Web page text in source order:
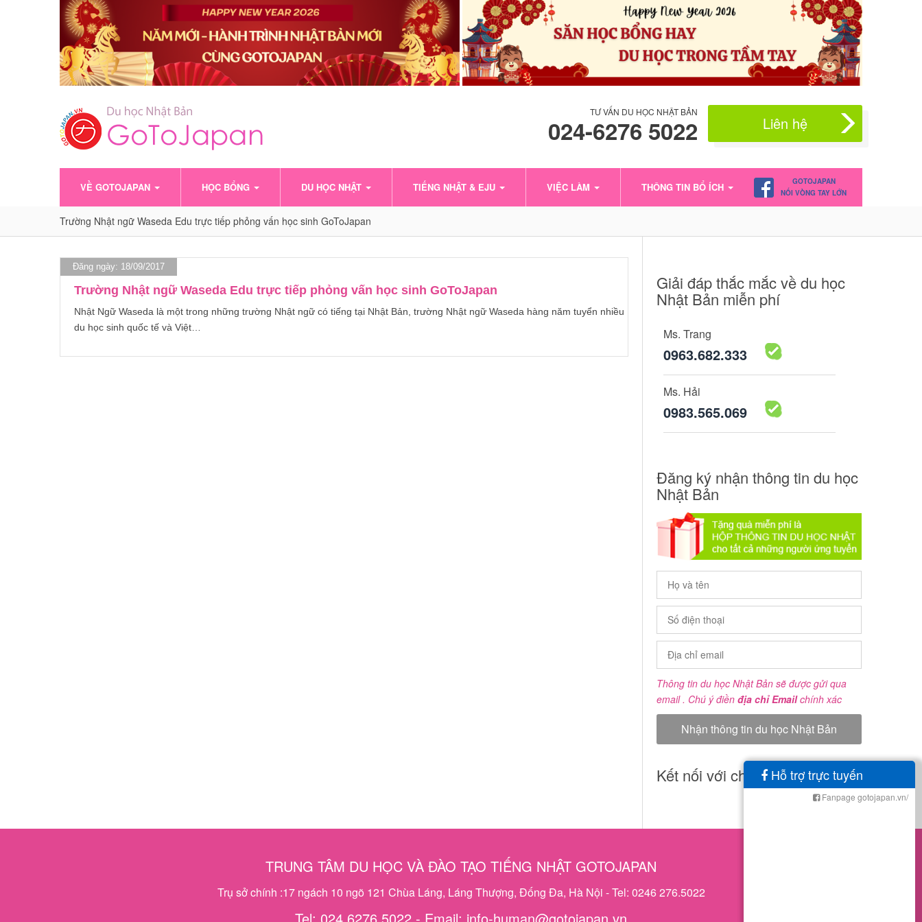
TƯ VẤN DU HỌC NHẬT BẢN
024-6276 5022 Liên hệ
VỀ GOTOJAPAN HỌC BỔNG DU HỌC NHẬT TIẾNG NHẬT & EJU VIỆC LÀM THÔNG TIN BỔ ÍCH
GOTOJAPAN
NỐI VÒNG TAY LỚN
Trường Nhật ngữ Waseda Edu trực tiếp phỏng vấn học sinh GoToJapan
Đăng ngày: 18/09/2017
Trường Nhật ngữ Waseda Edu trực tiếp phỏng vấn học sinh GoToJapan
Nhật Ngữ Waseda là một trong những trường Nhật ngữ có tiếng tại Nhật Bản, trường Nhật ngữ Waseda hàng năm tuyển nhiều
du học sinh quốc tế và Việt…
Giải đáp thắc mắc về du học
Nhật Bản miễn phí
Ms. Trang
0963.682.333
Ms. Hải
0983.565.069
Đăng ký nhận thông tin du học
Nhật Bản
Thông tin du học Nhật Bản sẽ được gửi qua
email . Chú ý điền địa chỉ Emailchính xác
Kết nối với chúng tôi
TRUNG TÂM DU HỌC VÀ ĐÀO TẠO TIẾNG NHẬT GOTOJAPAN
Trụ sở chính :17 ngách 10 ngõ 121 Chùa Láng, Láng Thượng, Đống Đa, Hà Nội - Tel: 0246 276.5022
Hỗ trợ trực tuyến
Fanpage gotojapan.vn/